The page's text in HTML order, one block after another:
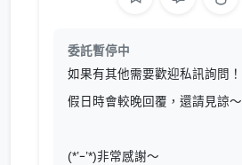
委託暫停中
如果有其他需要歡迎私訊詢問！
假日時會較晚回覆，還請見諒～
(*’ｰ’*)非常感謝～